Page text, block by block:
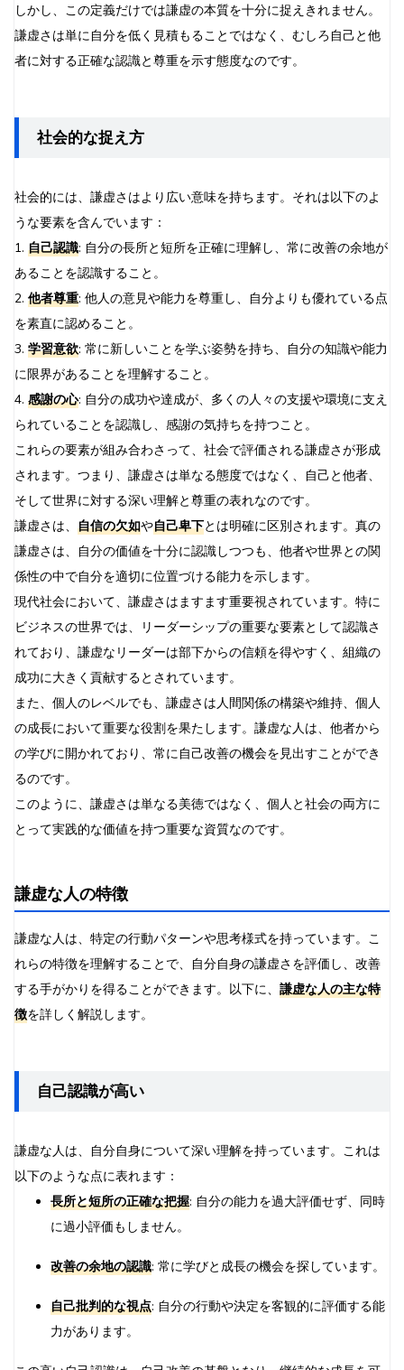
しかし、この定義だけでは謙虚の本質を十分に捉えきれません。
謙虚さは単に自分を低く見積もることではなく、むしろ自己と他
者に対する正確な認識と尊重を示す態度なのです。
社会的な捉え方
社会的には、謙虚さはより広い意味を持ちます。それは以下のよ
うな要素を含んでいます：
1. 自己認識: 自分の長所と短所を正確に理解し、常に改善の余地が
あることを認識すること。
2. 他者尊重: 他人の意見や能力を尊重し、自分よりも優れている点
を素直に認めること。
3. 学習意欲: 常に新しいことを学ぶ姿勢を持ち、自分の知識や能力
に限界があることを理解すること。
4. 感謝の心: 自分の成功や達成が、多くの人々の支援や環境に支え
られていることを認識し、感謝の気持ちを持つこと。
これらの要素が組み合わさって、社会で評価される謙虚さが形成
されます。つまり、謙虚さは単なる態度ではなく、自己と他者、
そして世界に対する深い理解と尊重の表れなのです。
謙虚さは、 自信の欠如や自己卑下とは明確に区別されます。真の
謙虚さは、自分の価値を十分に認識しつつも、他者や世界との関
係性の中で自分を適切に位置づける能力を示します。
現代社会において、謙虚さはますます重要視されています。特に
ビジネスの世界では、リーダーシップの重要な要素として認識さ
れており、謙虚なリーダーは部下からの信頼を得やすく、組織の
成功に大きく貢献するとされています。
また、個人のレベルでも、謙虚さは人間関係の構築や維持、個人
の成長において重要な役割を果たします。謙虚な人は、他者から
の学びに開かれており、常に自己改善の機会を見出すことができ
るのです。
このように、謙虚さは単なる美徳ではなく、個人と社会の両方に
とって実践的な価値を持つ重要な資質なのです。
謙虚な人の特徴
謙虚な人は、特定の行動パターンや思考様式を持っています。こ
れらの特徴を理解することで、自分自身の謙虚さを評価し、改善
する手がかりを得ることができます。以下に、 謙虚な人の主な特
徴を詳しく解説します。
自己認識が高い
謙虚な人は、自分自身について深い理解を持っています。これは
以下のような点に表れます：
長所と短所の正確な把握: 自分の能力を過大評価せず、同時
に過小評価もしません。
改善の余地の認識: 常に学びと成長の機会を探しています。
自己批判的な視点: 自分の行動や決定を客観的に評価する能
力があります。